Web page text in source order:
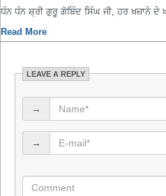
ਧੰਨ ਧੰਨ ਸ਼੍ਰੀ ਗੁਰੂ ਗੋਬਿੰਦ ਸਿੰਘ ਜੀ, ਹਰ ਖਜ਼ਾਨੇ ਦੇ
Read More
LEAVE A REPLY
→
→